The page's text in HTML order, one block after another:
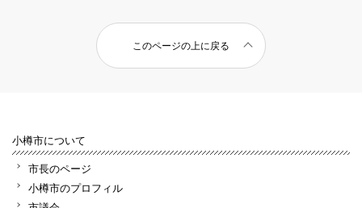
このページの上に戻る
小樽市について
市長のページ
小樽市のプロフィル